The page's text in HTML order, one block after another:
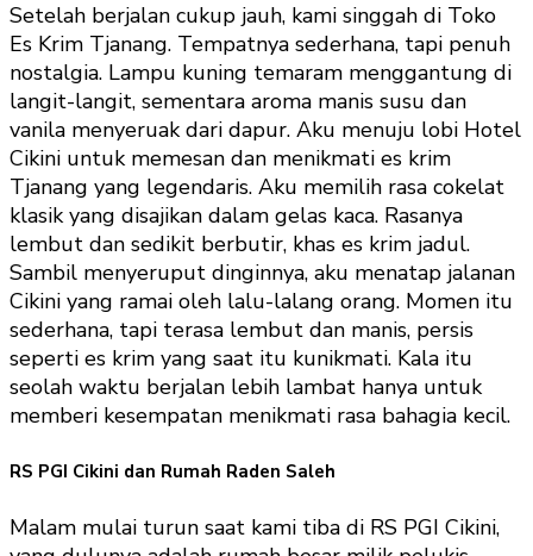
Setelah berjalan cukup jauh, kami singgah di Toko
Es Krim Tjanang. Tempatnya sederhana, tapi penuh
nostalgia. Lampu kuning temaram menggantung di
langit-langit, sementara aroma manis susu dan
vanila menyeruak dari dapur. Aku menuju lobi Hotel
Cikini untuk memesan dan menikmati es krim
Tjanang yang legendaris. Aku memilih rasa cokelat
klasik yang disajikan dalam gelas kaca. Rasanya
lembut dan sedikit berbutir, khas es krim jadul.
Sambil menyeruput dinginnya, aku menatap jalanan
Cikini yang ramai oleh lalu-lalang orang. Momen itu
sederhana, tapi terasa lembut dan manis, persis
seperti es krim yang saat itu kunikmati. Kala itu
seolah waktu berjalan lebih lambat hanya untuk
memberi kesempatan menikmati rasa bahagia kecil.
RS PGI Cikini dan Rumah Raden Saleh
Malam mulai turun saat kami tiba di RS PGI Cikini,